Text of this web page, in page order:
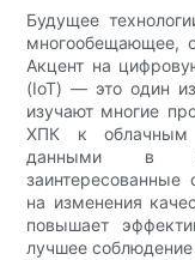
Будущее
многообещающее,
Акцент на
(IoT) — это один
изучают многие
ХПК к облачным
данными в
заинтересованные
на изменения
повышает
лучшее